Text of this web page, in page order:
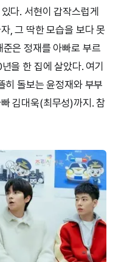
다. 서현이 갑작스럽게
, 그 딱한 모습을 보다 못
은 정재를 아빠로 부르
을 한 집에 살았다. 여기
히 돌보는 윤정재와 부부
김대욱(최무성)까지. 참